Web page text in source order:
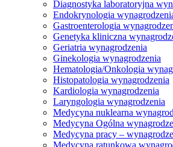
Diagnostyka laboratoryjna
Endokrynologia
Gastroenterologia
Genetyka kliniczna
Geriatria wynagrodzenia
Ginekologia wynagrodzenia
Hematologia/Onkologia
Histopatologia wynagrodzenia
Kardiologia wynagrodzenia
Laryngologia wynagrodzenia
Medycyna nuklearna
Medycyna Ogólna
Medycyna pracy –
Medycyna ratunkowa